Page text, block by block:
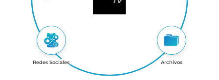
Redes Sociales Archivos